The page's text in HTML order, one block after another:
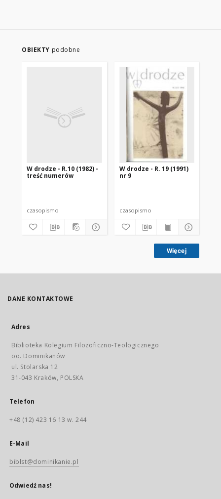
OBIEKTY podobne
W drodze - R.10 (1982) -
treść numerów
czasopismo
W drodze - R. 19 (1991)
nr 9
czasopismo
Więcej
DANE KONTAKTOWE
Adres
Biblioteka Kolegium Filozoficzno-Teologicznego
oo. Dominikanów
ul. Stolarska 12
31-043 Kraków, POLSKA
Telefon
+48 (12) 423 16 13 w. 244
E-Mail
biblst@dominikanie.pl
Odwiedź nas!